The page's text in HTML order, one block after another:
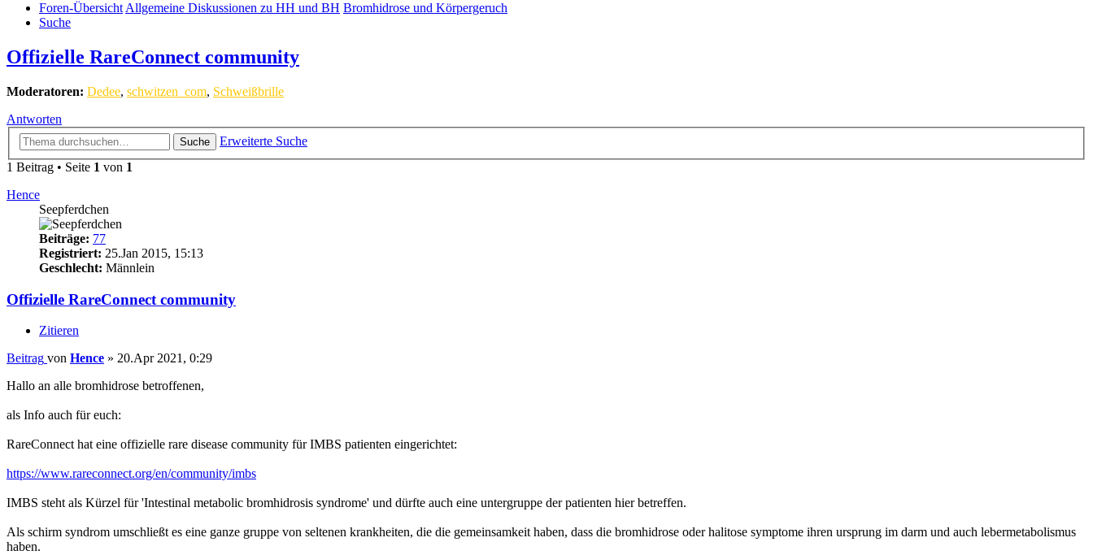
Foren-ÜbersichtAllgemeine Diskussionen zu HH und BH Bromhidrose und Körpergeruch
Suche
Offizielle RareConnect community
Moderatoren: Dedee, schwitzen_com, Schweißbrille
Antworten
Suche
Erweiterte Suche
1 Beitrag • Seite 1 von 1
Hence
Seepferdchen
Beiträge: 77
Registriert: 25.Jan 2015, 15:13
Geschlecht: Männlein
Offizielle RareConnect community
Zitieren
Beitrag von Hence » 20.Apr 2021, 0:29
Hallo an alle bromhidrose betroffenen,
als Info auch für euch:
RareConnect hat eine offizielle rare disease community für IMBS patienten eingerichtet:
https://www.rareconnect.org/en/community/imbs
IMBS steht als Kürzel für 'Intestinal metabolic bromhidrosis syndrome' und dürfte auch eine untergruppe der patienten hier betreffen.
Als schirm syndrom umschließt es eine ganze gruppe von seltenen krankheiten, die die gemeinsamkeit haben, dass die bromhidrose oder halitose symptome ihren ursprung im darm und auch lebermetabolismus
haben.